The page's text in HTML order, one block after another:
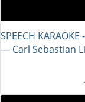
SPEECH
― Carl Sebastian